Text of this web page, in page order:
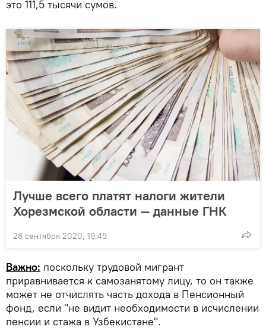
это 111,5 тысячи сумов.
Лучше всего платят налоги жители
Хорезмской области — данные ГНК
28 сентября 2020, 19:45
Важно: поскольку трудовой мигрант
приравнивается к самозанятому лицу, то он также
может не отчислять часть дохода в Пенсионный
фонд, если "не видит необходимости в исчислении
пенсии и стажа в Узбекистане".